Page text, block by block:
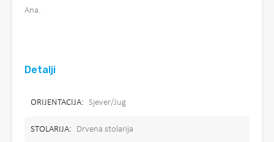
Ana.
Detalji
ORIJENTACIJA: Sjever/Jug
STOLARIJA: Drvena stolarija